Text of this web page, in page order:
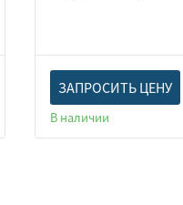
ЗАПРОСИТЬ ЦЕНУ
В наличии